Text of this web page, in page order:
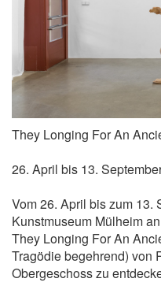
They Longing For An
26. April bis 13.
Vom 26. April bis zum 13.
Kunstmuseum Mülheim
They Longing For An
Tragödie begehrend) von
Obergeschoss zu